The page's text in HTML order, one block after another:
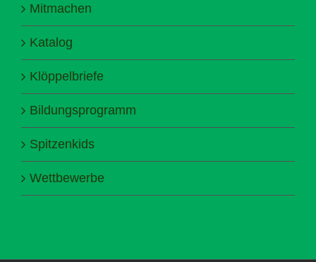
Mitmachen
Katalog
Klöppelbriefe
Bildungsprogramm
Spitzenkids
Wettbewerbe